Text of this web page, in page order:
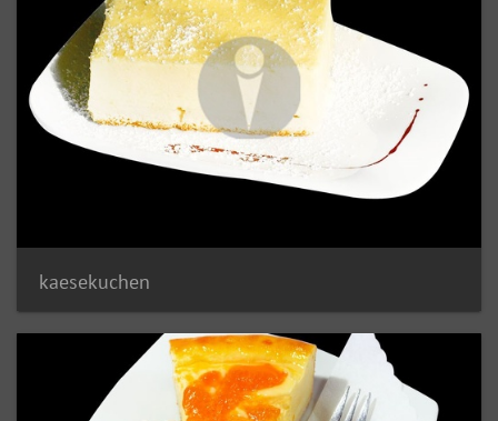
kaesekuchen